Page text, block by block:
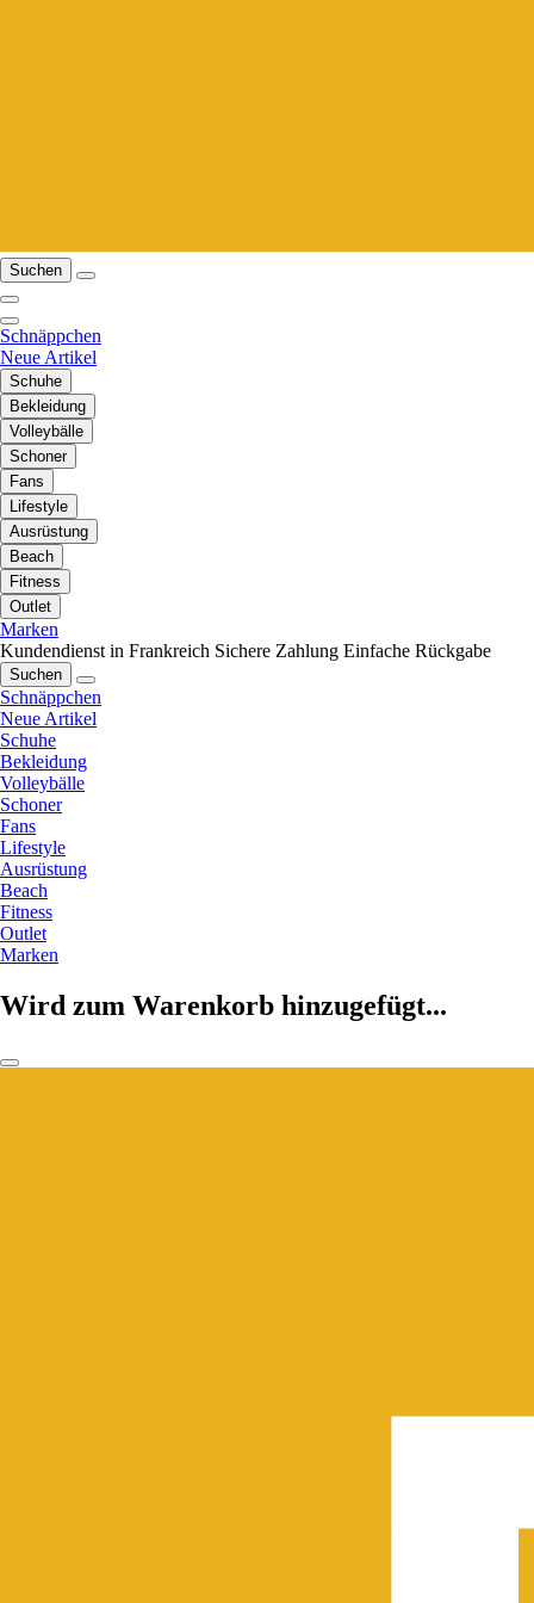
Suchen
Schnäppchen
Neue Artikel
Schuhe
Bekleidung
Volleybälle
Schoner
Fans
Lifestyle
Ausrüstung
Beach
Fitness
Outlet
Marken
Kundendienst in Frankreich Sichere Zahlung Einfache Rückgabe
Suchen
Schnäppchen
Neue Artikel
Schuhe
Bekleidung
Volleybälle
Schoner
Fans
Lifestyle
Ausrüstung
Beach
Fitness
Outlet
Marken
Wird zum Warenkorb hinzugefügt...